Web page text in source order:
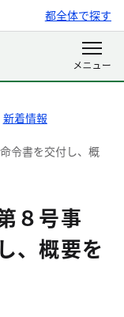
都全体で探す
新着情報
令書を交付し、概
８号事
、概要を